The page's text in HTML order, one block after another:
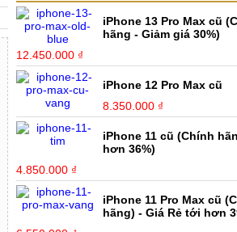
iPhone 13 Pro Max cũ
hãng - Giảm giá 30%)
12.450.000 ₫
iPhone 12 Pro Max cũ
8.350.000 ₫
iPhone 11 cũ (Chính
hơn 36%)
4.850.000 ₫
iPhone 11 Pro Max cũ
hãng) - Giá Rẻ tới hơn